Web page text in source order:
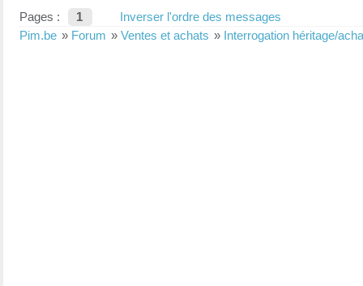
Pages : 1
Inverser l'ordre des messages
Pim.be » Forum » Ventes et achats » Interrogation héritage/